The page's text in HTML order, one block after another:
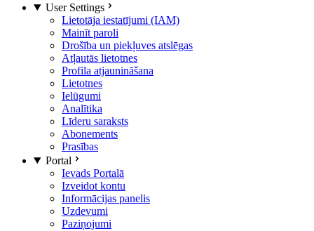
User Settings
Lietotāja iestatījumi (IAM)
Mainīt paroli
Drošība un piekļuves atslēgas
Atļautās lietotnes
Profila atjaunināšana
Lietotnes
Ielūgumi
Analītika
Līderu saraksts
Abonements
Prasības
Portal
Ievads Portalā
Izveidot kontu
Informācijas panelis
Uzdevumi
Paziņojumi